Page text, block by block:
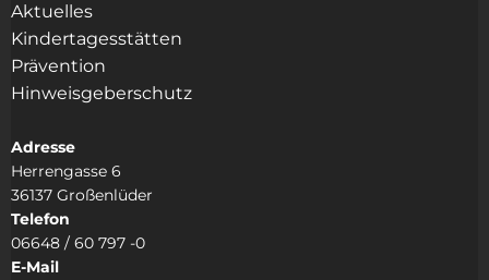
Aktuelles
Kindertagesstätten
Prävention
Hinweisgeberschutz
Adresse
Herrengasse 6
36137 Großenlüder
Telefon
06648 / 60 797 -0
E-Mail